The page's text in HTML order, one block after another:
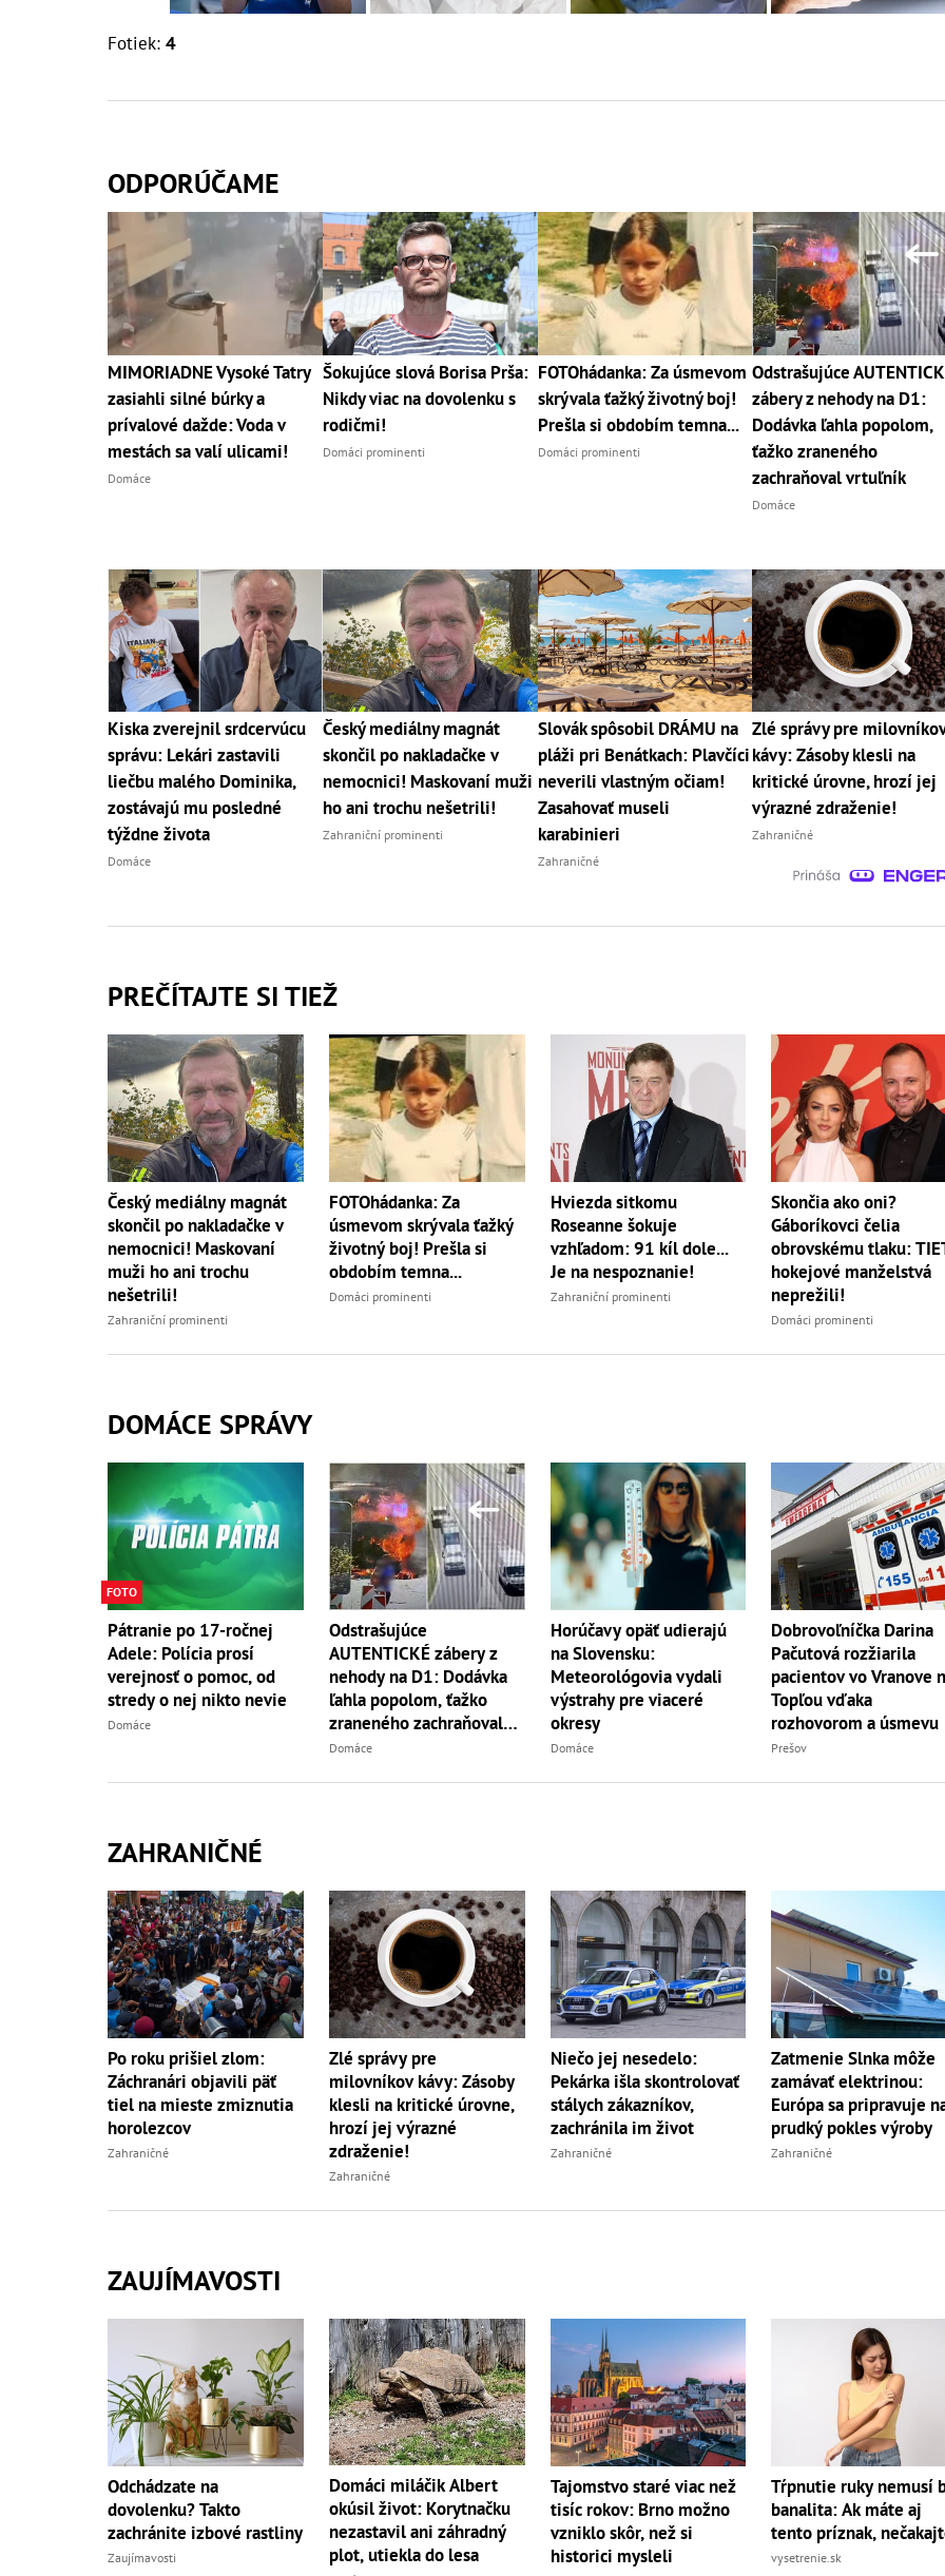
Fotiek: 4
ODPORÚČAME
MIMORIADNE Vysoké Tatry
zasiahli silné búrky a
prívalové dažde: Voda v
mestách sa valí ulicami!
Domáce
Šokujúce slová Borisa Prša:
Nikdy viac na dovolenku s
rodičmi!
Domáci prominenti
FOTOhádanka: Za úsmevom
skrývala ťažký životný boj!
Prešla si obdobím temna...
Domáci prominenti
Odstrašujúce
zábery z nehody na D1:
Dodávka ľahla popolom,
ťažko zraneného
zachraňoval vrtuľník
Domáce
Kiska zverejnil srdcervúcu
správu: Lekári zastavili
liečbu malého Dominika,
zostávajú mu posledné
týždne života
Domáce
Český mediálny magnát
skončil po nakladačke v
nemocnici! Maskovaní muži
ho ani trochu nešetrili!
Zahraniční prominenti
Slovák spôsobil DRÁMU na
pláži pri Benátkach: Plavčíci
neverili vlastným očiam!
Zasahovať museli
karabinieri
Zahraničné
Zlé správy pre
kávy: Zásoby klesli na
kritické úrovne, hrozí jej
výrazné zdraženie!
Zahraničné
PREČÍTAJTE SI TIEŽ
Český mediálny magnát
skončil po nakladačke v
nemocnici! Maskovaní
muži ho ani trochu
nešetrili!
Zahraniční prominenti
FOTOhádanka: Za
úsmevom skrývala ťažký
životný boj! Prešla si
obdobím temna...
Domáci prominenti
Hviezda sitkomu
Roseanne šokuje
vzhľadom: 91 kíl dole...
Je na nespoznanie!
Zahraniční prominenti
Skončia ako oni?
Gáboríkovci čelia
obrovskému tlaku:
hokejové manželstvá
neprežili!
Domáci prominenti
DOMÁCE SPRÁVY
FOTO
Pátranie po 17-ročnej
Adele: Polícia prosí
verejnosť o pomoc, od
stredy o nej nikto nevie
Domáce
Odstrašujúce
AUTENTICKÉ zábery z
nehody na D1: Dodávka
ľahla popolom, ťažko
zraneného zachraňoval
vrtuľník
Domáce
Horúčavy opäť udierajú
na Slovensku:
Meteorológovia vydali
výstrahy pre viaceré
okresy
Domáce
Dobrovoľníčka Darina
Pačutová rozžiarila
pacientov vo Vranove
Topľou vďaka
rozhovorom a úsmevu
Prešov
ZAHRANIČNÉ
Po roku prišiel zlom:
Záchranári objavili päť
tiel na mieste zmiznutia
horolezcov
Zahraničné
Zlé správy pre
milovníkov kávy: Zásoby
klesli na kritické úrovne,
hrozí jej výrazné
zdraženie!
Zahraničné
Niečo jej nesedelo:
Pekárka išla skontrolovať
stálych zákazníkov,
zachránila im život
Zahraničné
Zatmenie Slnka môže
zamávať elektrinou:
Európa sa pripravuje
prudký pokles výroby
Zahraničné
ZAUJÍMAVOSTI
Odchádzate na
dovolenku? Takto
zachránite izbové rastliny
Zaujímavosti
Domáci miláčik Albert
okúsil život: Korytnačku
nezastavil ani záhradný
plot, utiekla do lesa
Tajomstvo staré viac než
tisíc rokov: Brno možno
vzniklo skôr, než si
historici mysleli
Tŕpnutie ruky nemusí
banalita: Ak máte aj
tento príznak,
vysetrenie.sk